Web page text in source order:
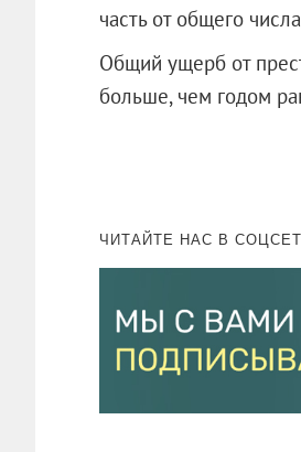
часть от общего
Общий ущерб от
больше, чем годом
ЧИТАЙТЕ НАС В